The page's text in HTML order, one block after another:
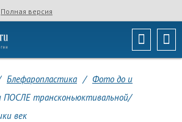
Полная версия
Блефаропластика / Фото до и
трансконьюктивальной/
век